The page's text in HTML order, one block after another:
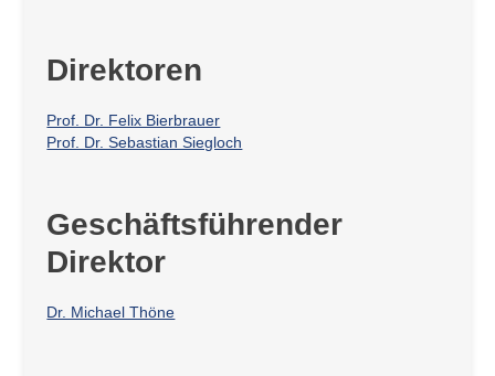
Direktoren
Prof. Dr. Felix Bierbrauer
Prof. Dr. Sebastian Siegloch
Geschäftsführender
Direktor
Dr. Michael Thöne